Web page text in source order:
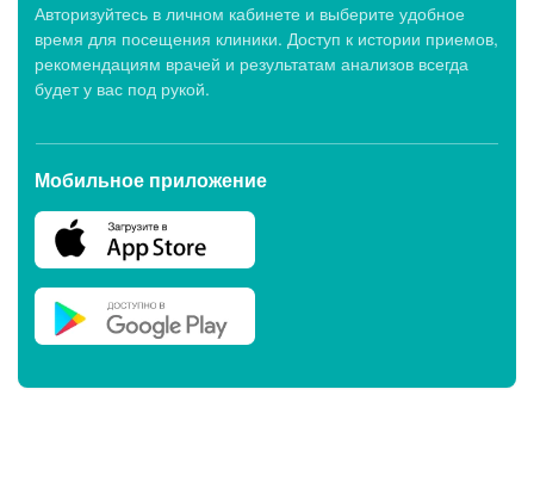
Авторизуйтесь в личном кабинете и выберите удобное
время для посещения клиники. Доступ к истории приемов,
рекомендациям врачей и результатам анализов всегда
будет у вас под рукой.
Мобильное приложение